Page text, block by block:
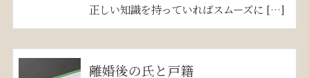
正しい知識を持っていればスムーズに […]
離婚後の氏と戸籍